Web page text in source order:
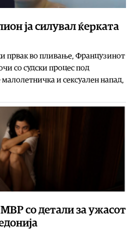
ја силувал ќерката
првак во пливање, Французинот
со судски процес под
и сексуален напад,
со детали за ужасот